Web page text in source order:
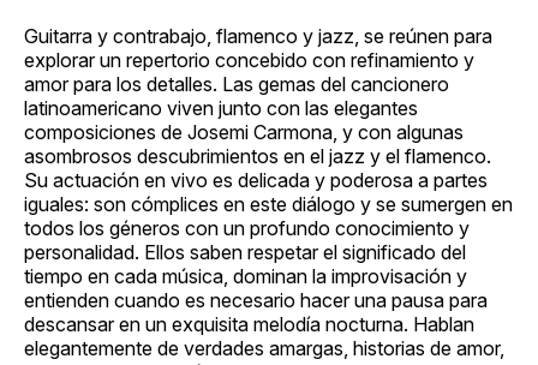
Guitarra y contrabajo, flamenco y jazz, se reúnen para
explorar un repertorio concebido con refinamiento y
amor para los detalles. Las gemas del cancionero
latinoamericano viven junto con las elegantes
composiciones de Josemi Carmona, y con algunas
asombrosos descubrimientos en el jazz y el flamenco.
Su actuación en vivo es delicada y poderosa a partes
iguales: son cómplices en este diálogo y se sumergen en
todos los géneros con un profundo conocimiento y
personalidad. Ellos saben respetar el significado del
tiempo en cada música, dominan la improvisación y
entienden cuando es necesario hacer una pausa para
descansar en un exquisita melodía nocturna. Hablan
elegantemente de verdades amargas, historias de amor,